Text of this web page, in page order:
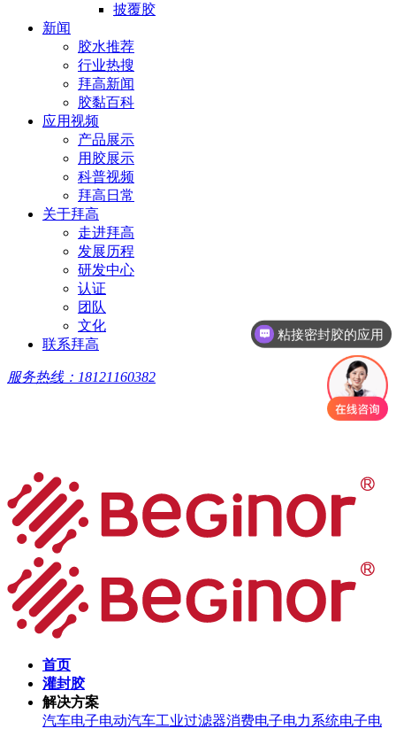
披覆胶
新闻
胶水推荐
行业热搜
拜高新闻
胶黏百科
应用视频
产品展示
用胶展示
科普视频
拜高日常
关于拜高
走进拜高
发展历程
研发中心
认证
团队
文化
联系拜高
服务热线：18121160382
首页
灌封胶
解决方案
汽车电子电动汽车工业过滤器消费电子电力系统电子电
粘接密封胶的应用
三防披覆胶